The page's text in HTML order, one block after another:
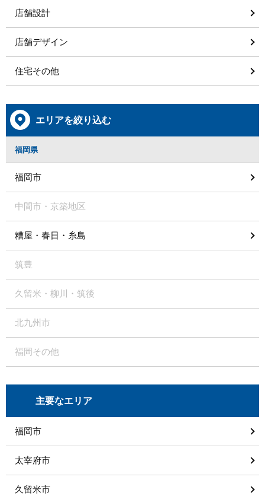
店舗設計
店舗デザイン
住宅その他
エリアを絞り込む
福岡県
福岡市
中間市・京築地区
糟屋・春日・糸島
筑豊
久留米・柳川・筑後
北九州市
福岡その他
主要なエリア
福岡市
太宰府市
久留米市